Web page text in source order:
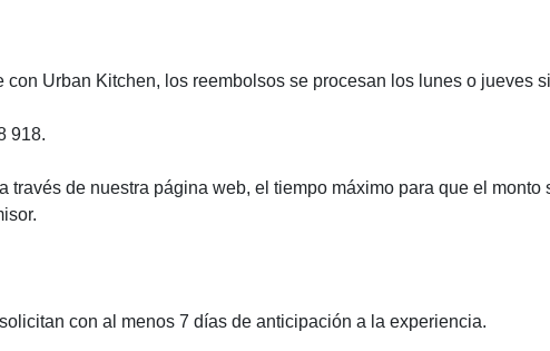
Urban Kitchen, los reembolsos se procesan los lunes o jueves
918.
través de nuestra página web, el tiempo máximo para que el
con al menos 7 días de anticipación a la experiencia.